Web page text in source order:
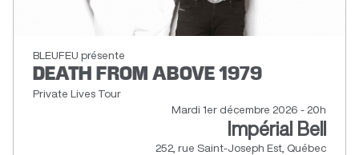
BLEUFEU présente
DEATH FROM ABOVE 1979
Private Lives Tour
Mardi 1er décembre 2026 - 20h
Impérial Bell
252, rue Saint-Joseph Est, Québec